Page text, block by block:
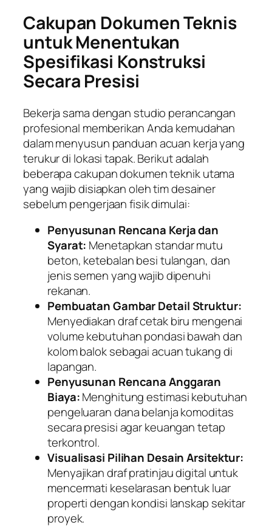
Cakupan Dokumen Teknis
untuk Menentukan
Spesifikasi Konstruksi
Secara Presisi
Bekerja sama dengan studio perancangan
profesional memberikan Anda kemudahan
dalam menyusun panduan acuan kerja yang
terukur di lokasi tapak. Berikut adalah
beberapa cakupan dokumen teknik utama
yang wajib disiapkan oleh tim desainer
sebelum pengerjaan fisik dimulai:
Penyusunan Rencana Kerja dan
Syarat: Menetapkan standar mutu
beton, ketebalan besi tulangan, dan
jenis semen yang wajib dipenuhi
rekanan.
Pembuatan Gambar Detail Struktur:
Menyediakan draf cetak biru mengenai
volume kebutuhan pondasi bawah dan
kolom balok sebagai acuan tukang di
lapangan.
Penyusunan Rencana Anggaran
Biaya:Menghitung estimasi kebutuhan
pengeluaran dana belanja komoditas
secara presisi agar keuangan tetap
terkontrol.
Visualisasi Pilihan Desain Arsitektur:
Menyajikan draf pratinjau digital untuk
mencermati keselarasan bentuk luar
properti dengan kondisi lanskap sekitar
proyek.